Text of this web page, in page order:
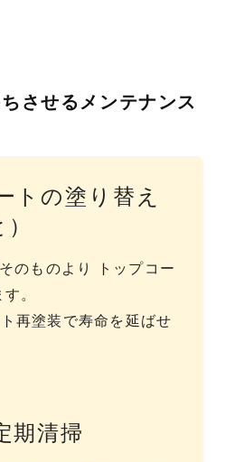
させるメンテナンス
の塗り替え
のものより トップコー
。
再塗装で寿命を延ばせ
期清掃